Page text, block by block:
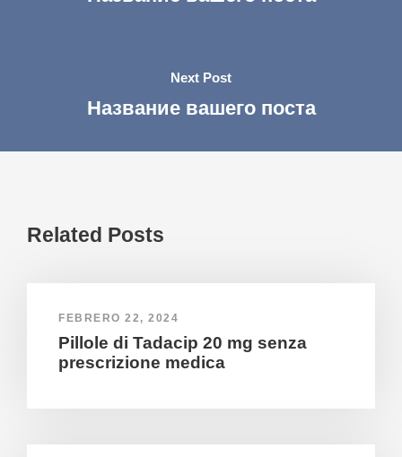
Next Post
Название вашего поста
Related Posts
FEBRERO 22, 2024
Pillole di Tadacip 20 mg senza
prescrizione medica